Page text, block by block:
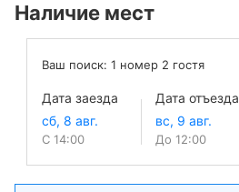
Наличие мест
Ваш поиск: 1 номер 2 гостя
Дата заезда
С 14:00
Дата отъезда
До 12:00